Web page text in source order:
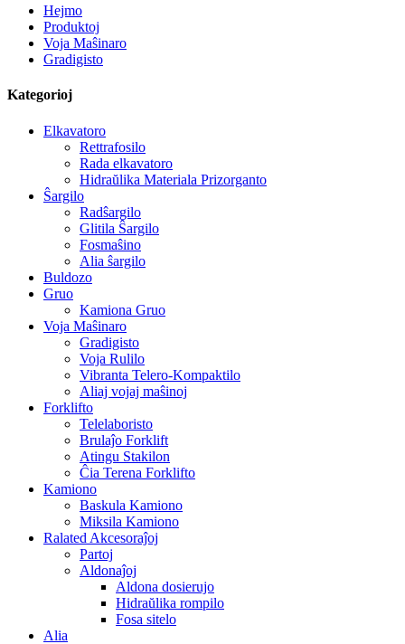
Hejmo
Produktoj
Voja Maŝinaro
Gradigisto
Kategorioj
Elkavatoro
Rettrafosilo
Rada elkavatoro
Hidraŭlika Materiala Prizorganto
Ŝargilo
Radŝargilo
Glitila Ŝargilo
Fosmaŝino
Alia ŝargilo
Buldozo
Gruo
Kamiona Gruo
Voja Maŝinaro
Gradigisto
Voja Rulilo
Vibranta Telero-Kompaktilo
Aliaj vojaj maŝinoj
Forklifto
Telelaboristo
Brulaĵo Forklift
Atingu Stakilon
Ĉia Terena Forklifto
Kamiono
Baskula Kamiono
Miksila Kamiono
Ralated Akcesoraĵoj
Partoj
Aldonaĵoj
Aldona dosierujo
Hidraŭlika rompilo
Fosa sitelo
Alia